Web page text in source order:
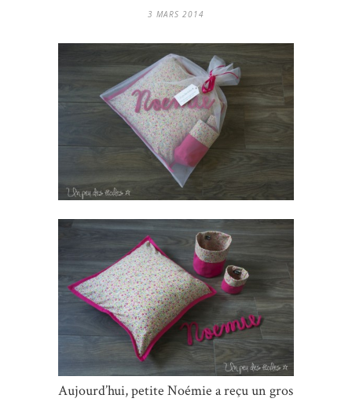
3 MARS 2014
Aujourd’hui, petite Noémie a reçu un gros